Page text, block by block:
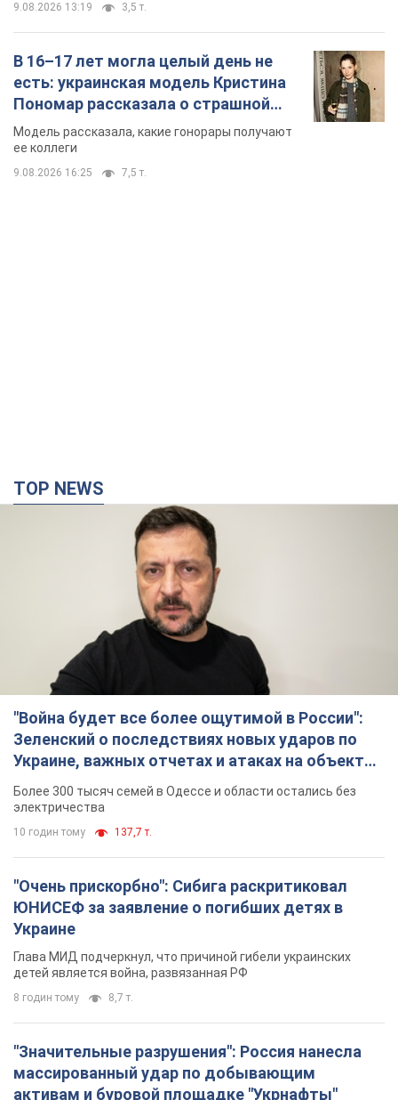
9.08.2026 13:19 3,5 т.
В 16–17 лет могла целый день не
есть: украинская модель Кристина
Пономар рассказала о страшной
стороне модельной карьеры
Модель рассказала, какие гонорары получают
ее коллеги
9.08.2026 16:25 7,5 т.
TOP NEWS
"Война будет все более ощутимой в России":
Зеленский о последствиях новых ударов по
Украине, важных отчетах и атаках на объекты
противника. Видео
Более 300 тысяч семей в Одессе и области остались без
электричества
10 годин тому 137,7 т.
"Очень прискорбно": Сибига раскритиковал
ЮНИСЕФ за заявление о погибших детях в
Украине
Глава МИД подчеркнул, что причиной гибели украинских
детей является война, развязанная РФ
8 годин тому 8,7 т.
"Значительные разрушения": Россия нанесла
массированный удар по добывающим
активам и буровой площадке "Укрнафты"